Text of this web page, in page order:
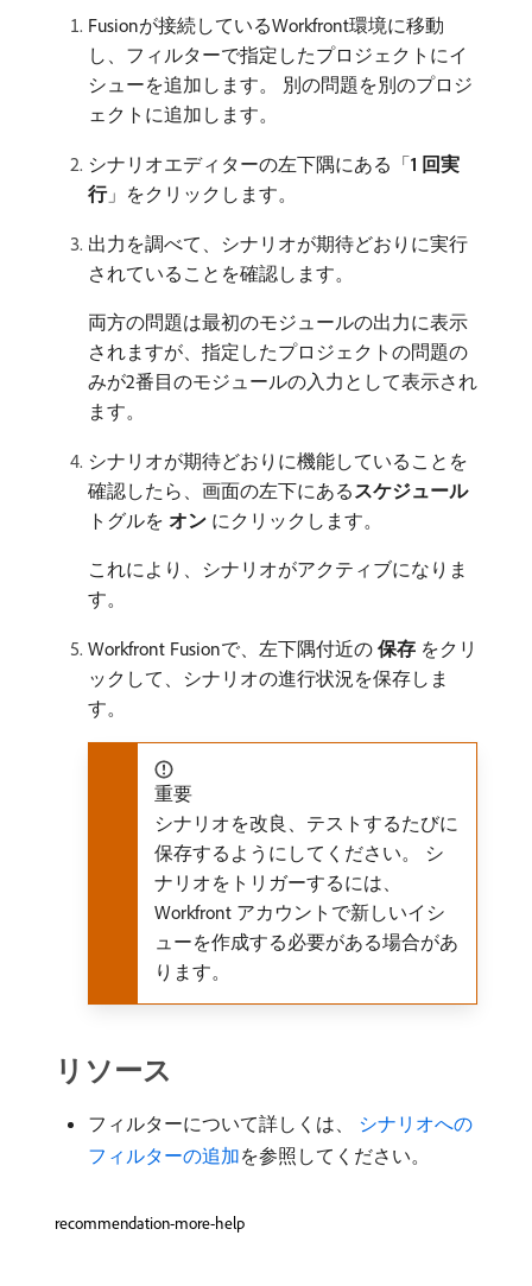
Fusionが接続しているWorkfront環境に移動
し、フィルターで指定したプロジェクトにイ
シューを追加します。 別の問題を別のプロジ
ェクトに追加します。
シナリオエディターの左下隅にある「1 回実
行」をクリックします。
出力を調べて、シナリオが期待どおりに実行
されていることを確認します。
両方の問題は最初のモジュールの出力に表示
されますが、指定したプロジェクトの問題の
みが2番目のモジュールの入力として表示され
ます。
シナリオが期待どおりに機能していることを
確認したら、画面の左下にある​ スケジュール
トグルを​ オン ​にクリックします。
これにより、シナリオがアクティブになりま
す。
Workfront Fusionで、左下隅付近の​ 保存 ​をクリ
ックして、シナリオの進行状況を保存しま
す。
重要
シナリオを改良、テストするたびに
保存するようにしてください。 シ
ナリオをトリガーするには、
Workfront アカウントで新しいイシ
ューを作成する必要がある場合があ
ります。
リソース
フィルターについて詳しくは、
​ シナリオへの
フィルターの追加を参照してください。
recommendation-more-help